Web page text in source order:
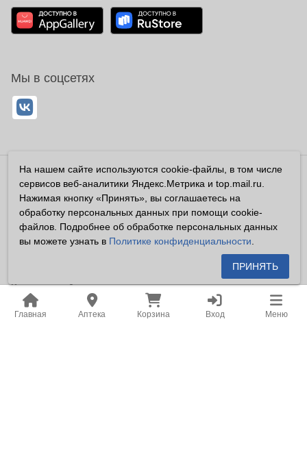
Главная Аптека Корзина Вход Меню
Мы в соцсетях
Владелец сайта ООО «Суперфарма» ОГРН 1032700302194
Все права защищены ©2026
Информация, размещенная на данном сайте имеет
справочный характер, и не должна восприниматься
посетителями сайта как публичная оферта, предусмотренная
Владелец сайта устанавливает запрет на цитирование,
копирование и размещение информации, размещенной на
настоящем сайте newapteka.ru, включая информацию о
На нашем сайте используются cookie-файлы, в том числе
сервисов веб-аналитики Яндекс.Метрика и top.mail.ru.
Нажимая кнопку «Принять», вы соглашаетесь на
обработку персональных данных при помощи cookie-
файлов. Подробнее об обработке персональных данных
вы можете узнать в Политике конфиденциальности
ПРИНЯТЬ